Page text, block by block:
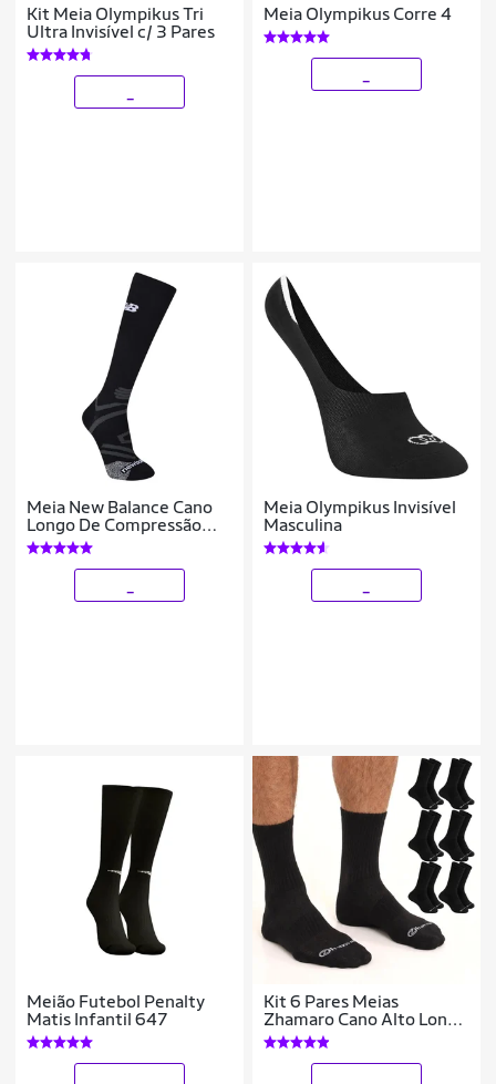
Kit Meia Olympikus Tri
Ultra Invisível c/ 3 Pares
Meia Olympikus Corre 4
Meia New Balance Cano
Longo De Compressão
Masculina
Meia Olympikus Invisível
Masculina
Meião Futebol Penalty
Matis Infantil 647
Kit 6 Pares Meias
Zhamaro Cano Alto Longo
Algodão Atoalhada
Masculina Feminina
Esportiva Confortável